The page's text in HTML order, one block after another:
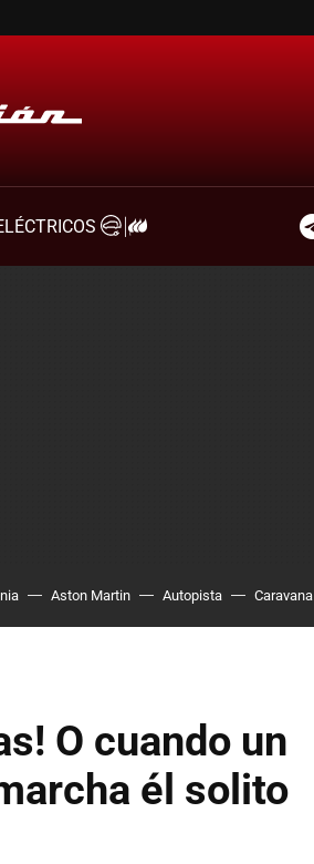
Aston Martin Autopista Caravana
O cuando un
él solito